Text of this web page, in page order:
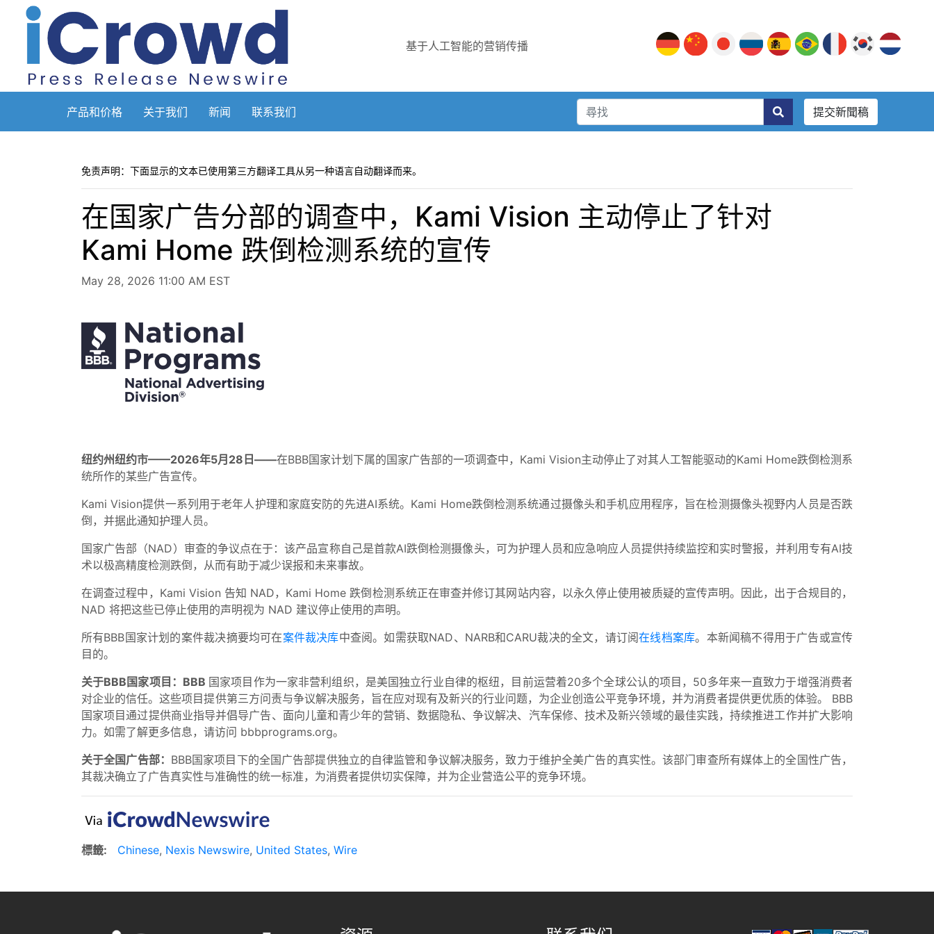
基于人工智能的营销传播
产品和价格 关于我们 新闻 联系我们 提交新聞稿
免责声明：下面显示的文本已使用第三方翻译工具从另一种语言自动翻译而来。
在国家广告分部的调查中，Kami Vision 主动停止了针对
Kami Home 跌倒检测系统的宣传
May 28, 2026 11:00 AM EST
纽约州纽约市——2026年5月28日——在BBB国家计划下属的国家广告部的一项调查中，Kami Vision主动停止了对其人工智能驱动的Kami Home跌倒检测系
统所作的某些广告宣传。
Kami Vision提供一系列用于老年人护理和家庭安防的先进AI系统。Kami Home跌倒检测系统通过摄像头和手机应用程序，旨在检测摄像头视野内人员是否跌
倒，并据此通知护理人员。
国家广告部（NAD）审查的争议点在于：该产品宣称自己是首款AI跌倒检测摄像头，可为护理人员和应急响应人员提供持续监控和实时警报，并利用专有AI技
术以极高精度检测跌倒，从而有助于减少误报和未来事故。
在调查过程中，Kami Vision 告知 NAD，Kami Home 跌倒检测系统正在审查并修订其网站内容，以永久停止使用被质疑的宣传声明。因此，出于合规目的，
NAD 将把这些已停止使用的声明视为 NAD 建议停止使用的声明。
所有BBB国家计划的案件裁决摘要均可在案件裁决库中查阅。如需获取NAD、NARB和CARU裁决的全文，请订阅在线档案库。本新闻稿不得用于广告或宣传
目的。
关于BBB国家项目：BBB 国家项目作为一家非营利组织，是美国独立行业自律的枢纽，目前运营着20多个全球公认的项目，50多年来一直致力于增强消费者
对企业的信任。这些项目提供第三方问责与争议解决服务，旨在应对现有及新兴的行业问题，为企业创造公平竞争环境，并为消费者提供更优质的体验。 BBB
国家项目通过提供商业指导并倡导广告、面向儿童和青少年的营销、数据隐私、争议解决、汽车保修、技术及新兴领域的最佳实践，持续推进工作并扩大影响
力。如需了解更多信息，请访问 bbbprograms.org。
关于全国广告部： BBB国家项目下的全国广告部提供独立的自律监管和争议解决服务，致力于维护全美广告的真实性。该部门审查所有媒体上的全国性广告，
其裁决确立了广告真实性与准确性的统一标准，为消费者提供切实保障，并为企业营造公平的竞争环境。
標籤: Chinese, Nexis Newswire, United States, Wire